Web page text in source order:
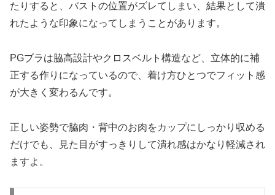
たりすると、バストの位置がズレてしまい、結果として潰
れたような印象になってしまうことがあります。
PGブラは脇高設計やクロスベルト構造など、立体的に補
正する作りになっているので、着け方ひとつでフィット感
が大きく変わるんです。
正しい姿勢で脇肉・背中のお肉をカップにしっかり収める
だけでも、見た目がすっきりして潰れ感はかなり軽減され
ますよ。